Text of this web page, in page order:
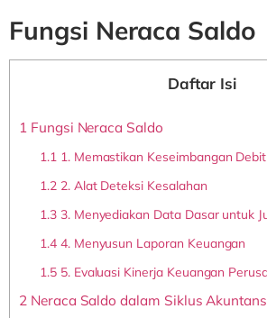
Fungsi Neraca Saldo
Daftar Isi
1 Fungsi Neraca Saldo
1.1 1. Memastikan Keseimbangan
1.2 2. Alat Deteksi Kesalahan
1.33. Menyediakan Data Dasar untuk
1.44. Menyusun Laporan Keuangan
1.55. Evaluasi Kinerja Keuangan
2 Neraca Saldo dalam Siklus